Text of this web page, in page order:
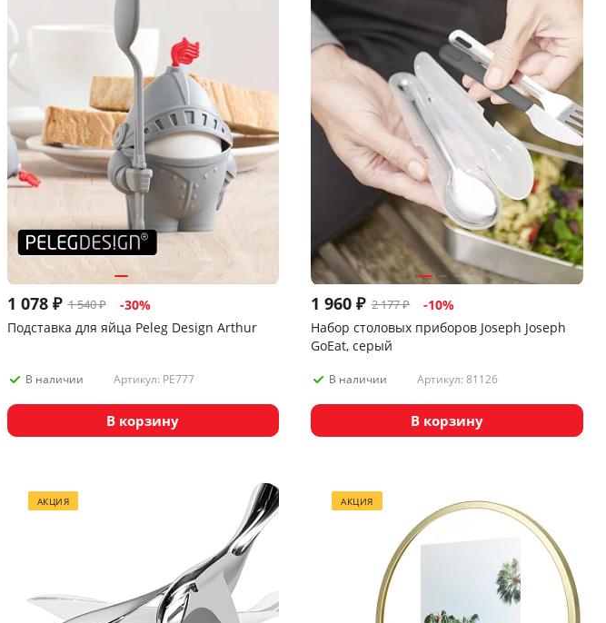
1 078₽ 1 540₽ -30%
Подставка для яйца Peleg Design Arthur
В наличии Артикул: PE777
В корзину
1 960 ₽ 2 177₽ -10%
Набор столовых приборов Joseph Joseph
GoEat, серый
В наличии Артикул: 81126
В корзину
АКЦИЯ АКЦИЯ